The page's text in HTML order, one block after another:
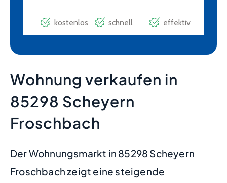
Wohnung verkaufen in
85298 Scheyern
Froschbach
Der Wohnungsmarkt in 85298 Scheyern
Froschbach zeigt eine steigende